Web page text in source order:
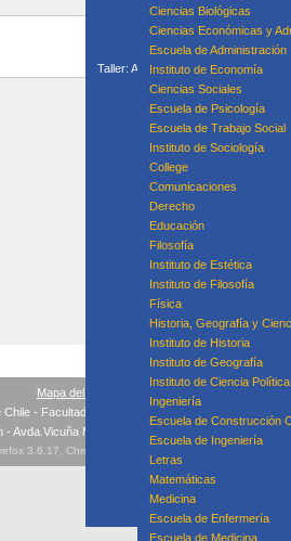
Ciencias Biológicas
Ciencias Económicas y
Escuela de Administración
Instituto de Economía
Ciencias Sociales
Escuela de Psicología
Escuela de Trabajo Social
Instituto de Sociología
College
Comunicaciones
Derecho
Educación
Filosofía
Instituto de Estética
Instituto de Filosofía
Física
Historia, Geografía y
Instituto de Historia
Instituto de Geografía
Instituto de Ciencia Política
Ingeniería
Escuela de Construcción
Escuela de Ingeniería
Letras
Matemáticas
Medicina
Escuela de Enfermería
Escuela de Medicina
Taller: Acompañamiento Para la
Taller:
Mapa del sitio
- Facultad de Educación - Teléfonos: +56(2) 354
Avda.Vicuña Mackenna 4860, Macul, Santiago
3.6.17, Chrome 10, Safari 4.1, Opera 11.10 ó